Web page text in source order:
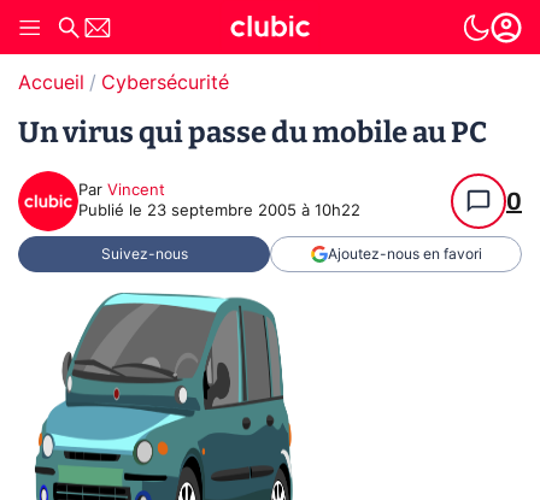
Accueil Cybersécurité
Un virus qui passe du mobile au PC
Par Vincent
Publié le 23 septembre 2005 à 10h22 0
Suivez-nous Ajoutez-nous en favori